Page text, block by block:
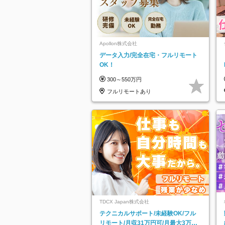
Apollon株式会社
データ入力/完全在宅・フルリモート
OK！
300～550万円
フルリモートあり
TDCX Japan株式会社
テクニカルサポート/未経験OK/フル
リモート/月収31万円可/月最大3万の